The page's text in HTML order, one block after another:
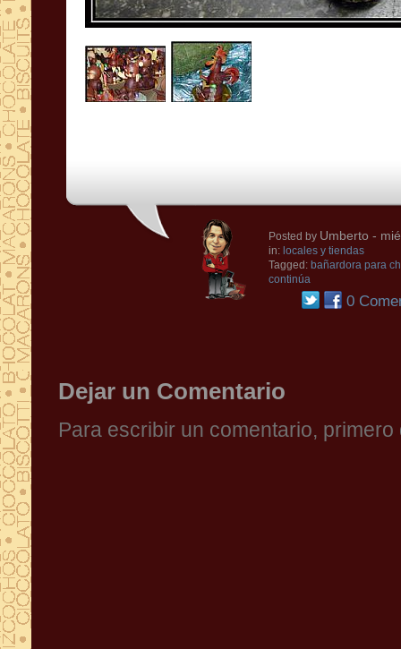
Posted by Umberto -
in: locales y tiendas
Tagged: bañardora para
continúa
0
Dejar un Comentario
Para escribir un comentario,